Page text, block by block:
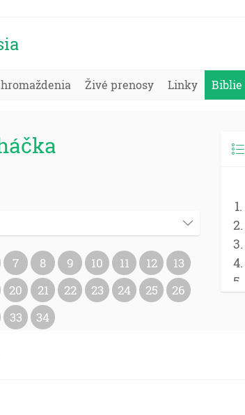
Živé prenosy Linky Biblie
7 8 9 10 11 12
13
20 21 22 23 24 25
26
33 34